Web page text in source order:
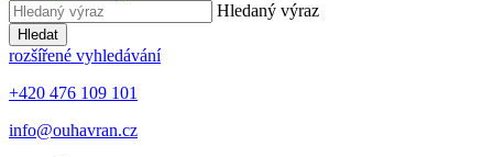
Hledaný výraz
Hledat
rozšířené vyhledávání
+420 476 109 101
info@ouhavran.cz